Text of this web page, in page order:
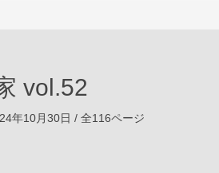
vol.52
年10月30日 / 全116ページ